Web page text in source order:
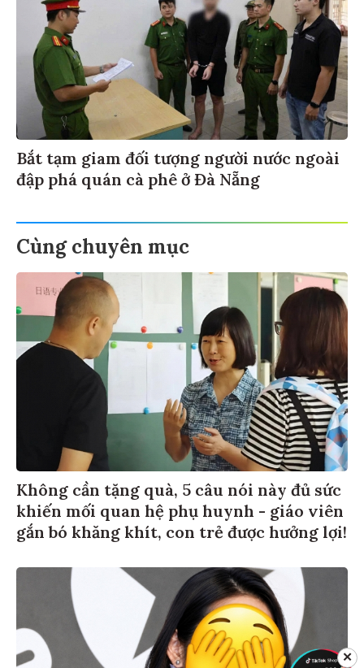
Bắt tạm giam đối tượng người nước ngoài
đập phá quán cà phê ở Đà Nẵng
Cùng chuyên mục
Không cần tặng quà, 5 câu nói này đủ sức
khiến mối quan hệ phụ huynh - giáo viên
gắn bó khăng khít, con trẻ được hưởng lợi!
✕